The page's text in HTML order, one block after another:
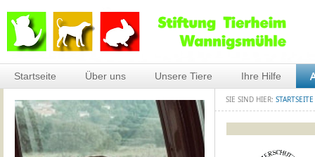
Startseite Über uns Unsere Tiere Ihre Hilfe
SIE SIND HIER: STARTSEITE